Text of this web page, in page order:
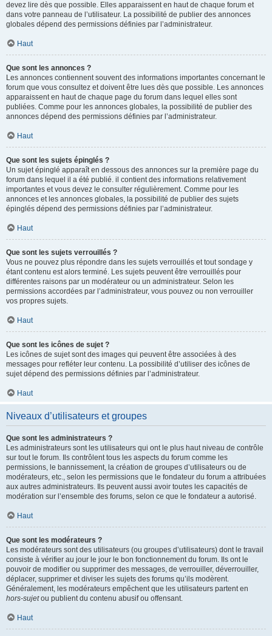
devez lire dès que possible. Elles apparaissent en haut de chaque forum et
dans votre panneau de l’utilisateur. La possibilité de publier des annonces
globales dépend des permissions définies par l’administrateur.
Haut
Que sont les annonces ?
Les annonces contiennent souvent des informations importantes concernant le
forum que vous consultez et doivent être lues dès que possible. Les annonces
apparaissent en haut de chaque page du forum dans lequel elles sont
publiées. Comme pour les annonces globales, la possibilité de publier des
annonces dépend des permissions définies par l’administrateur.
Haut
Que sont les sujets épinglés ?
Un sujet épinglé apparaît en dessous des annonces sur la première page du
forum dans lequel il a été publié. il contient des informations relativement
importantes et vous devez le consulter régulièrement. Comme pour les
annonces et les annonces globales, la possibilité de publier des sujets
épinglés dépend des permissions définies par l’administrateur.
Haut
Que sont les sujets verrouillés ?
Vous ne pouvez plus répondre dans les sujets verrouillés et tout sondage y
étant contenu est alors terminé. Les sujets peuvent être verrouillés pour
différentes raisons par un modérateur ou un administrateur. Selon les
permissions accordées par l’administrateur, vous pouvez ou non verrouiller
vos propres sujets.
Haut
Que sont les icônes de sujet ?
Les icônes de sujet sont des images qui peuvent être associées à des
messages pour refléter leur contenu. La possibilité d’utiliser des icônes de
sujet dépend des permissions définies par l’administrateur.
Haut
Niveaux d’utilisateurs et groupes
Que sont les administrateurs ?
Les administrateurs sont les utilisateurs qui ont le plus haut niveau de contrôle
sur tout le forum. Ils contrôlent tous les aspects du forum comme les
permissions, le bannissement, la création de groupes d’utilisateurs ou de
modérateurs, etc., selon les permissions que le fondateur du forum a attribuées
aux autres administrateurs. Ils peuvent aussi avoir toutes les capacités de
modération sur l’ensemble des forums, selon ce que le fondateur a autorisé.
Haut
Que sont les modérateurs ?
Les modérateurs sont des utilisateurs (ou groupes d’utilisateurs) dont le travail
consiste à vérifier au jour le jour le bon fonctionnement du forum. Ils ont le
pouvoir de modifier ou supprimer des messages, de verrouiller, déverrouiller,
déplacer, supprimer et diviser les sujets des forums qu’ils modèrent.
Généralement, les modérateurs empêchent que les utilisateurs partent en
hors-sujetou publient du contenu abusif ou offensant.
Haut